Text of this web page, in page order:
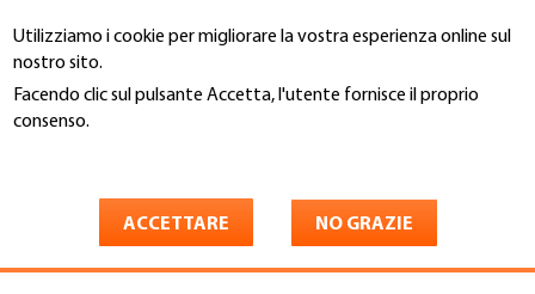
Utilizziamo i cookie per migliorare la vostra esperienza online sul
nostro sito.
Facendo clic sul pulsante Accetta, l'utente fornisce il proprio
consenso.
ACCETTARE NO GRAZIE
al
contenuto
principale
You
Strumento di calcolo ore
annue